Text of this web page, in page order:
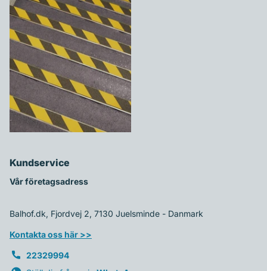
HALKSKYDDSTEJP
GUL/SVART – 18 M ROBUST
SÄKERHETSLÖSNING FÖR
BÄTTRE GREPP OCH
SYNLIGHET
95,00 kr
Kundservice
Vår företagsadress
Balhof.dk, Fjordvej 2, 7130 Juelsminde - Danmark
Kontakta oss här >>
22329994